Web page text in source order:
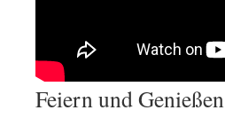
Feiern und Genießen